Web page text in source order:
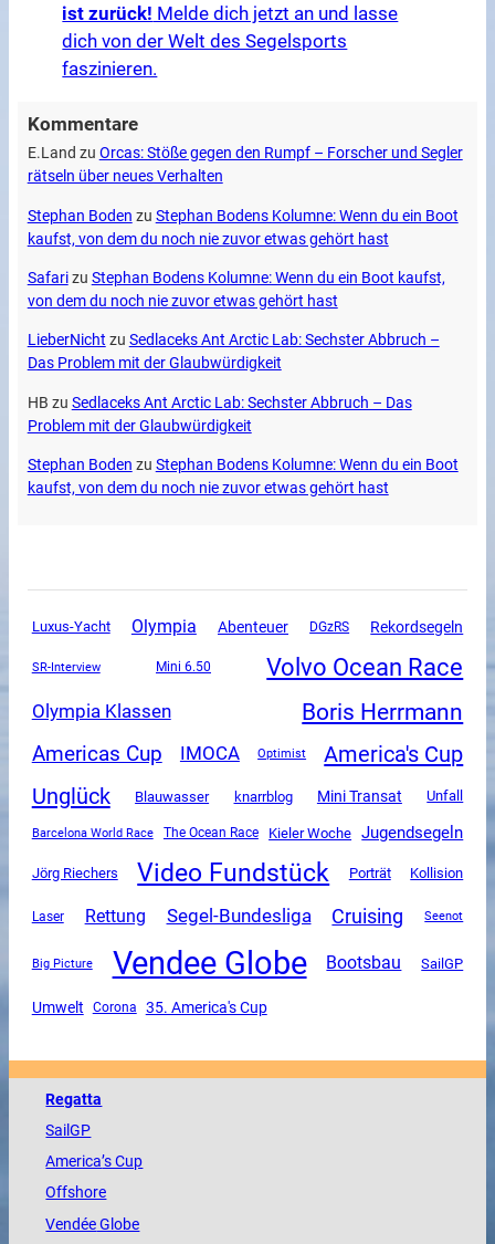
ist zurück! Melde dich jetzt an und lasse
dich von der Welt des Segelsports
faszinieren.
Kommentare
E.Land zu Orcas: Stöße gegen den Rumpf – Forscher und Segler
rätseln über neues Verhalten
Stephan Boden zu Stephan Bodens Kolumne: Wenn du ein Boot
kaufst, von dem du noch nie zuvor etwas gehört hast
Safarizu Stephan Bodens Kolumne: Wenn du ein Boot kaufst,
von dem du noch nie zuvor etwas gehört hast
LieberNicht zu Sedlaceks Ant Arctic Lab: Sechster Abbruch –
Das Problem mit der Glaubwürdigkeit
HB zu Sedlaceks Ant Arctic Lab: Sechster Abbruch – Das
Problem mit der Glaubwürdigkeit
Stephan Boden zu Stephan Bodens Kolumne: Wenn du ein Boot
kaufst, von dem du noch nie zuvor etwas gehört hast
Luxus-Yacht Olympia Abenteuer DGzRS Rekordsegeln
SR-Interview Mini 6.50 Volvo Ocean Race
Olympia Klassen Boris Herrmann
Americas Cup IMOCA Optimist
America's Cup
Unglück
Blauwasser knarrblog Mini Transat Unfall
Barcelona World Race The Ocean Race Kieler Woche Jugendsegeln
Jörg Riechers Video Fundstück Porträt Kollision
Laser Rettung Segel-Bundesliga Cruising Seenot
Big Picture Vendee Globe Bootsbau SailGP
Umwelt Corona 35. America's Cup
Regatta
SailGP
America’s Cup
Offshore
VendéeGlobe